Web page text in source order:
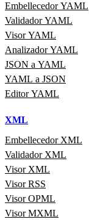
Embellecedor YAML
Validador YAML
Visor YAML
Analizador YAML
JSON a YAML
YAML a JSON
Editor YAML
XML
Embellecedor XML
Validador XML
Visor XML
Visor RSS
Visor OPML
Visor MXML